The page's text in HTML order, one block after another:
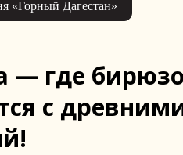
«Горный Дагестан»
— где
с